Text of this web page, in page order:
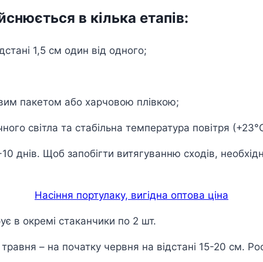
в кілька етапів:
1,5 см один від одного;
пакетом або харчовою плівкою;
світла та стабільна температура повітря
днів. Щоб запобігти витягуванню сходів,
Насіння портулаку, вигідна оптова ціна
в окремі стаканчики по 2 шт.
– на початку червня на відстані 15-20 см.